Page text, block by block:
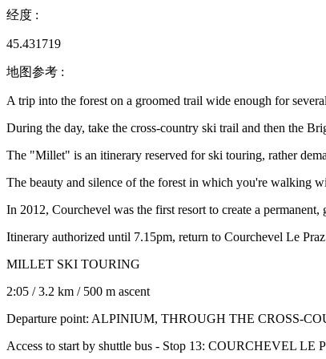
经度 :
45.431719
地图参考 :
A trip into the forest on a groomed trail wide enough for
During the day, take the cross-country ski trail and then the
The "Millet" is an itinerary reserved for ski touring, rather
The beauty and silence of the forest in which you're walking
In 2012, Courchevel was the first resort to create a
Itinerary authorized until 7.15pm, return to Courchevel Le
MILLET SKI TOURING
2:05 / 3.2 km / 500 m ascent
Departure point: ALPINIUM, THROUGH THE CROSS-
Access to start by shuttle bus - Stop 13: COURCHEVEL LE